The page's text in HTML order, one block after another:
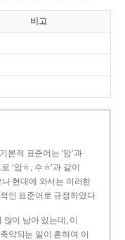
비고
본적 표준어는 ‘암’과
‘암ㅎ, 수ㅎ’과 같이
나 현대에 와서는 이러한
인 표준어로 규정하였다.
이 남아 있는데, 이
약되는 일이 흔하여 이